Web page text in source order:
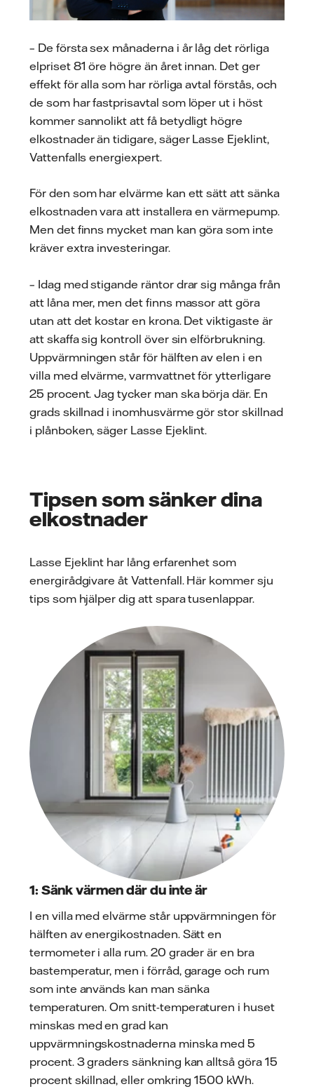
– De första sex månaderna i år låg det rörliga
elpriset 81 öre högre än året innan. Det ger
effekt för alla som har rörliga avtal förstås, och
de som har fastprisavtal som löper ut i höst
kommer sannolikt att få betydligt högre
elkostnader än tidigare, säger Lasse Ejeklint,
Vattenfalls energiexpert.
För den som har elvärme kan ett sätt att sänka
elkostnaden vara att installera en värmepump.
Men det finns mycket man kan göra som inte
kräver extra investeringar.
– Idag med stigande räntor drar sig många från
att låna mer, men det finns massor att göra
utan att det kostar en krona. Det viktigaste är
att skaffa sig kontroll över sin elförbrukning.
Uppvärmningen står för hälften av elen i en
villa med elvärme, varmvattnet för ytterligare
25 procent. Jag tycker man ska börja där. En
grads skillnad i inomhusvärme gör stor skillnad
i plånboken, säger Lasse Ejeklint.
Tipsen som sänker dina
elkostnader
Lasse Ejeklint har lång erfarenhet som
energirådgivare åt Vattenfall. Här kommer sju
tips som hjälper dig att spara tusenlappar.
1: Sänk värmen där du inte är
I en villa med elvärme står uppvärmningen för
hälften av energikostnaden. Sätt en
termometer i alla rum. 20 grader är en bra
bastemperatur, men i förråd, garage och rum
som inte används kan man sänka
temperaturen. Om snitt-temperaturen i huset
minskas med en grad kan
uppvärmningskostnaderna minska med 5
procent. 3 graders sänkning kan alltså göra 15
procent skillnad, eller omkring 1500 kWh.